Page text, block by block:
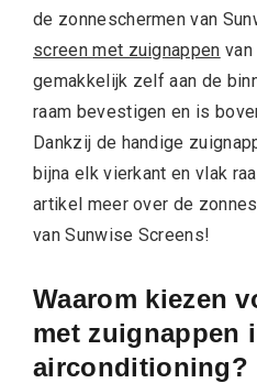
de zonneschermen van
screen met zuignappen van
gemakkelijk zelf aan de
raam bevestigen en is
Dankzij de handige
bijna elk vierkant en vlak
artikel meer over de
van Sunwise Screens!
Waarom kiezen
met zuignappen
airconditioning?